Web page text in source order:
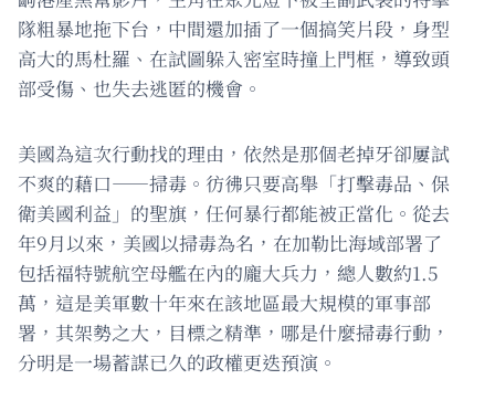
隊粗暴地拖下台，中間還加插了一個搞笑片段，身型
高大的馬杜羅、在試圖躲入密室時撞上門框，導致頭
部受傷、也失去逃匿的機會。
美國為這次行動找的理由，依然是那個老掉牙卻屢試
不爽的藉口——掃毒。彷彿只要高舉「打擊毒品、保
衛美國利益」的聖旗，任何暴行都能被正當化。從去
年9月以來，美國以掃毒為名，在加勒比海域部署了
包括福特號航空母艦在內的龐大兵力，總人數約1.5
萬，這是美軍數十年來在該地區最大規模的軍事部
署，其架勢之大，目標之精準，哪是什麼掃毒行動，
分明是一場蓄謀已久的政權更迭預演。